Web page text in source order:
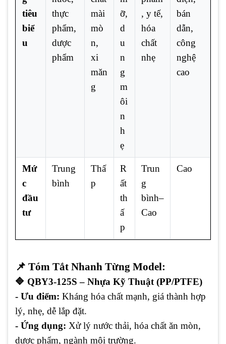
tiêu
biể
u
thực
phẩm,
dược
phẩm
mài
mò
n,
xi
măn
g
ỡ,
d
u
n
g
m
ôi
n
h
ẹ
, y tế,
hóa
chất
nhẹ
bán
dẫn,
công
nghệ
cao
Mứ
c
đầu
tư
Trung
bình
Thấ
p
R
ất
th
ấ
p
Trun
g
bình–
Cao
Cao
📌 Tóm Tắt Nhanh Từng Model:
🔷 QBY3-125S – Nhựa Kỹ Thuật (PP/PTFE)
- Ưu điểm: Kháng hóa chất mạnh, giá thành hợp
lý, nhẹ, dễ lắp đặt.
- Ứng dụng: Xử lý nước thải, hóa chất ăn mòn,
dược phẩm, ngành môi trường.